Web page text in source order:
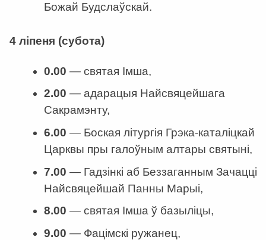
Божай Будслаўскай.
4 ліпеня (субота)
0.00 —святая Імша,
2.00 —адарацыя Найсвяцейшага
Сакрамэнту,
6.00 —Боская літургія Грэка-каталіцкай
Царквы пры галоўным алтары святыні,
7.00 —Гадзінкі аб Беззаганным Зачацці
Найсвяцейшай Панны Марыі,
8.00 —святая Імша ў базыліцы,
9.00 —Фацімскі ружанец,